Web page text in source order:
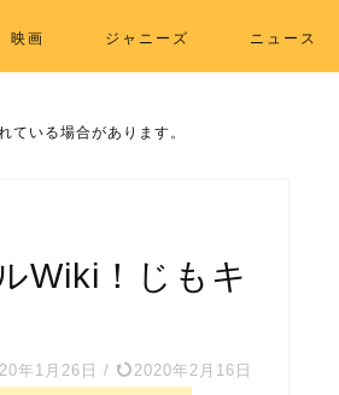
映画 ジャニーズ ニュース
ている場合があります。
Wiki！じもキ
年1月26日 / 2020年2月16日